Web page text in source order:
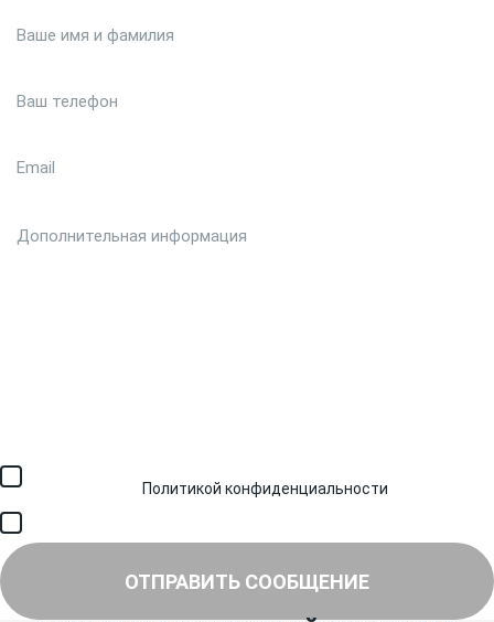
Политикой конфиденциальности
ОТПРАВИТЬ СООБЩЕНИЕ